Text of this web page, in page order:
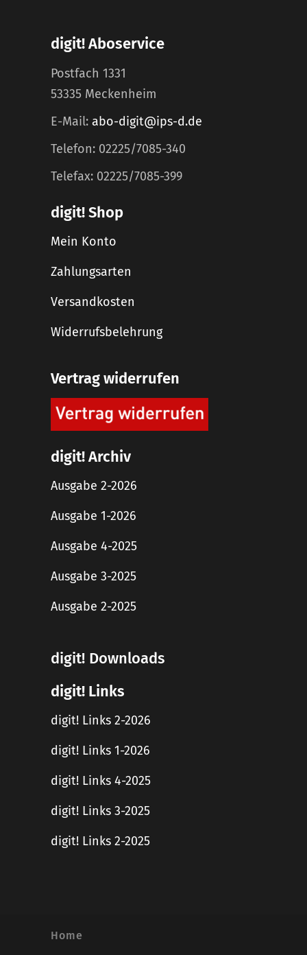
digit! Aboservice
Postfach 1331
53335 Meckenheim
E-Mail: abo-digit@ips-d.de
Telefon: 02225/7085-340
Telefax: 02225/7085-399
digit! Shop
Mein Konto
Zahlungsarten
Versandkosten
Widerrufsbelehrung
Vertrag widerrufen
digit! Archiv
Ausgabe 2-2026
Ausgabe 1-2026
Ausgabe 4-2025
Ausgabe 3-2025
Ausgabe 2-2025
digit! Downloads
digit! Links
digit! Links 2-2026
digit! Links 1-2026
digit! Links 4-2025
digit! Links 3-2025
digit! Links 2-2025
Home